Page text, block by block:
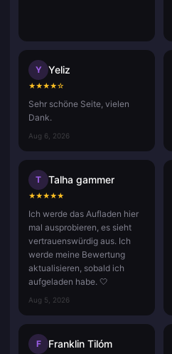
Y Yeliz
★★★★☆
Sehr schöne Seite, vielen
Dank.
Aug 6, 2026
T Talha gammer
★★★★★
Ich werde das Aufladen hier
mal ausprobieren, es sieht
vertrauenswürdig aus. Ich
werde meine Bewertung
aktualisieren, sobald ich
aufgeladen habe. 🤍
Aug 5, 2026
F Franklin Tilóm